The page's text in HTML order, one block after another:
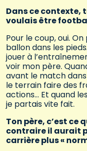
Dans ce contexte,
voulais être
Pour le coup, oui.
ballon dans les
jouer à
voir mon père.
avant le match dans
le terrain faire des
actions… Et quand
je partais vite fait.
Ton père, c’est ce
contraire il aurait
carrière plus «